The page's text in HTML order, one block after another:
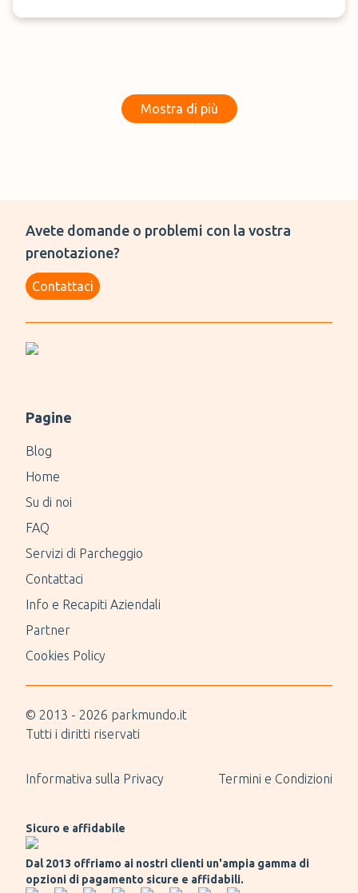
Mostra di più
Avete domande o problemi con la vostra
prenotazione?
Contattaci
Pagine
Blog
Home
Su di noi
FAQ
Servizi di Parcheggio
Contattaci
Info e Recapiti Aziendali
Partner
Cookies Policy
© 2013 - 2026 parkmundo.it
Tutti i diritti riservati
Informativa sulla Privacy Termini e Condizioni
Sicuro e affidabile
Dal 2013 offriamo ai nostri clienti un'ampia gamma di
opzioni di pagamento sicure e affidabili.